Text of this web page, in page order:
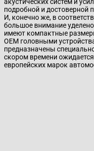
подробной и достоверной
И, конечно же, в
большое внимание
имеют компактные
ОЕМ головными
предназначены
скором времени
европейских марок